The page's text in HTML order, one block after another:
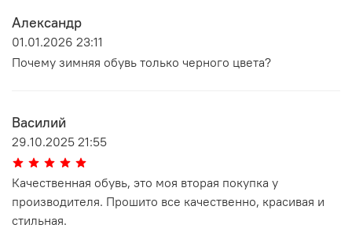
Александр
01.01.2026 23:11
Почему зимняя обувь только черного цвета?
Василий
29.10.2025 21:55
Качественная обувь, это моя вторая покупка у
производителя. Прошито все качественно, красивая и
стильная.